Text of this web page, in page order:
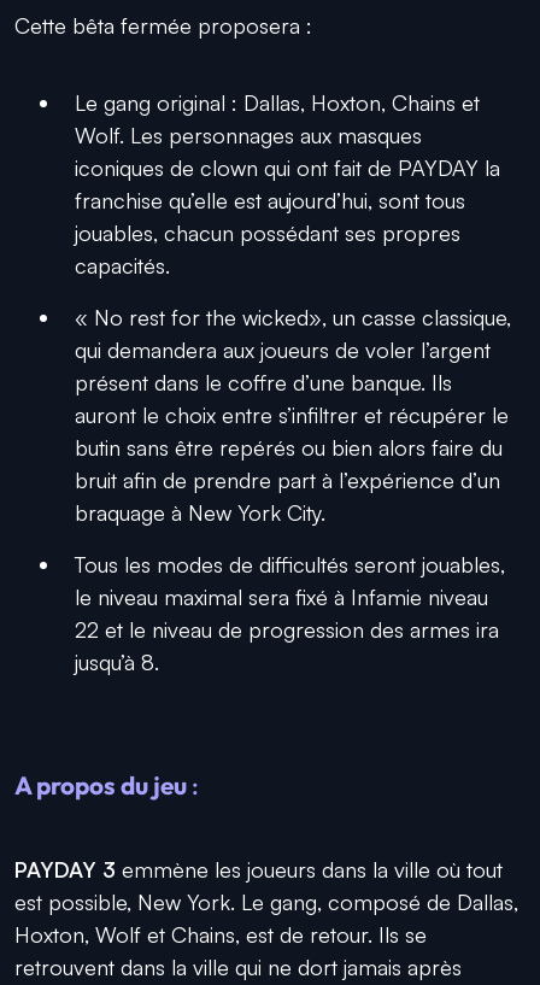
Cette bêta fermée proposera :
Le gang original : Dallas, Hoxton, Chains et
Wolf. Les personnages aux masques
iconiques de clown qui ont fait de PAYDAY la
franchise qu’elle est aujourd’hui, sont tous
jouables, chacun possédant ses propres
capacités.
« No rest for the wicked», un casse classique,
qui demandera aux joueurs de voler l’argent
présent dans le coffre d’une banque. Ils
auront le choix entre s’infiltrer et récupérer le
butin sans être repérés ou bien alors faire du
bruit afin de prendre part à l’expérience d’un
braquage à New York City.
Tous les modes de difficultés seront jouables,
le niveau maximal sera fixé à Infamie niveau
22 et le niveau de progression des armes ira
jusqu’à 8.
A propos du jeu:
PAYDAY 3 emmène les joueurs dans la ville où tout
est possible, New York. Le gang, composé de Dallas,
Hoxton, Wolf et Chains, est de retour. Ils se
retrouvent dans la ville qui ne dort jamais après